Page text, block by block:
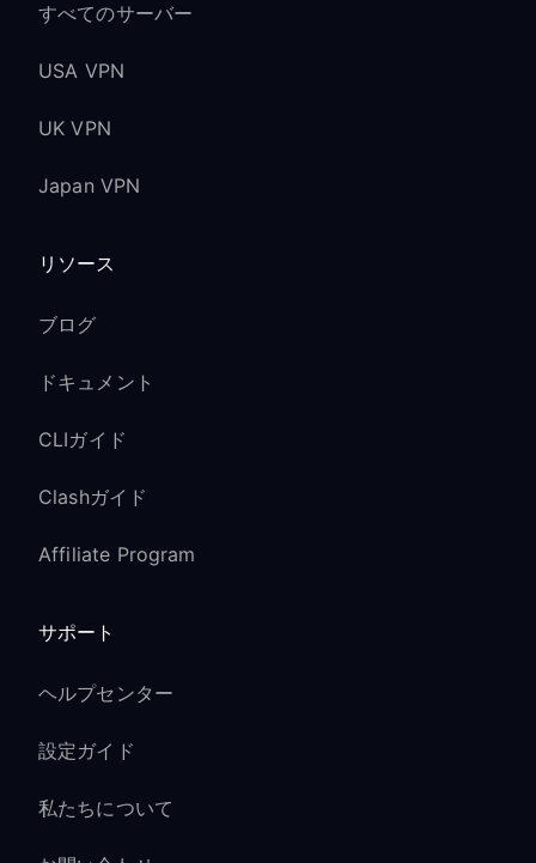
すべてのサーバー
USA VPN
UK VPN
Japan VPN
リソース
ブログ
ドキュメント
CLIガイド
Clashガイド
Affiliate Program
サポート
ヘルプセンター
設定ガイド
私たちについて